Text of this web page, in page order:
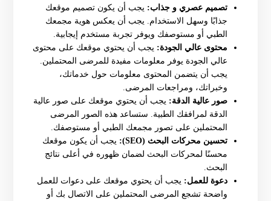
تصميم عصري و جذاب: يجب أن يكون تصميم موقعك
جذابًا وسهل الاستخدام. يجب أن يعكس هوية مجمعك
الطبي أو مستوصفك ويوفر تجربة مستخدم إيجابية.
محتوى عالي الجودة: يجب أن يحتوي موقعك على محتوى
عالي الجودة يوفر معلومات مفيدة للمرضى المحتملين.
يجب أن يتضمن المحتوى معلومات حول خدماتك،
وخبراتك، ومراجعات المرضى.
صور عالية الدقة: يجب أن يحتوي موقعك على صور عالية
الدقة لمرافقك الطبية. ستساعد هذه الصور المرضى
المحتملين على تصور مجمعك الطبي أو مستوصفك.
تحسين محركات البحث (SEO):
يجب أن يكون موقعك
محسنًا لمحركات البحث لضمان ظهوره في أعلى نتائج
البحث.
دعوة للعمل: يجب أن يحتوي موقعك على دعوات للعمل
واضحة تشجع المرضى المحتملين على الاتصال بك أو